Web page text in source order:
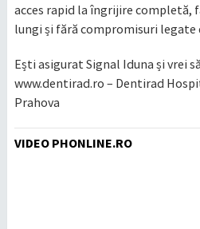
acces rapid la îngrijire completă,
lungi și fără compromisuri legate
Ești asigurat Signal Iduna și vrei
www.dentirad.ro – Dentirad
Prahova
VIDEO PHONLINE.RO